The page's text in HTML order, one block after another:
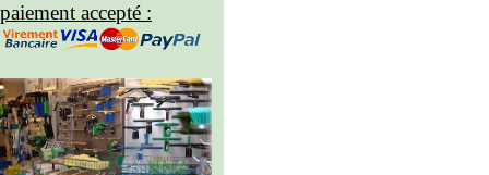
paiement accepté :